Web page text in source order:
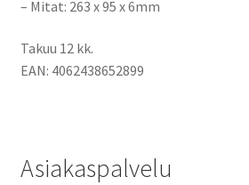
– Mitat: 263 x 95 x 6mm
Takuu 12 kk.
EAN: 4062438652899
Asiakaspalvelu